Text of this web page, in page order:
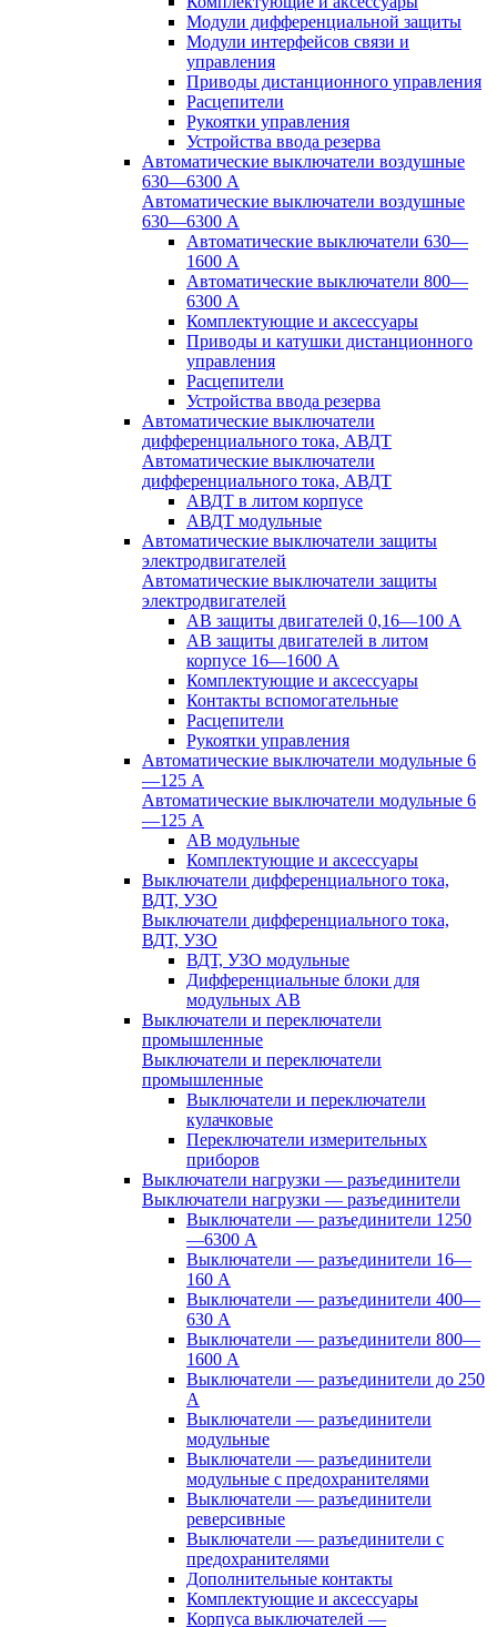
Модули дифференциальной защиты
Модули интерфейсов связи и
управления
Приводы дистанционного управления
Расцепители
Рукоятки управления
Устройства ввода резерва
Автоматические выключатели воздушные
630—6300 А
Автоматические выключатели воздушные
630—6300 А
Автоматические выключатели 630—
1600 А
Автоматические выключатели 800—
6300 А
Комплектующие и аксессуары
Приводы и катушки дистанционного
управления
Расцепители
Устройства ввода резерва
Автоматические выключатели
дифференциального тока, АВДТ
Автоматические выключатели
дифференциального тока, АВДТ
АВДТ в литом корпусе
АВДТ модульные
Автоматические выключатели защиты
электродвигателей
Автоматические выключатели защиты
электродвигателей
АВ защиты двигателей 0,16—100 А
АВ защиты двигателей в литом
корпусе 16—1600 А
Комплектующие и аксессуары
Контакты вспомогательные
Расцепители
Рукоятки управления
Автоматические выключатели модульные 6
—125 А
Автоматические выключатели модульные 6
—125 А
АВ модульные
Комплектующие и аксессуары
Выключатели дифференциального тока,
ВДТ, УЗО
Выключатели дифференциального тока,
ВДТ, УЗО
ВДТ, УЗО модульные
Дифференциальные блоки для
модульных АВ
Выключатели и переключатели
промышленные
Выключатели и переключатели
промышленные
Выключатели и переключатели
кулачковые
Переключатели измерительных
приборов
Выключатели нагрузки — разъединители
Выключатели нагрузки — разъединители
Выключатели — разъединители 1250
—6300 А
Выключатели — разъединители 16—
160 А
Выключатели — разъединители 400—
630 А
Выключатели — разъединители 800—
1600 А
Выключатели — разъединители до 250
А
Выключатели — разъединители
модульные
Выключатели — разъединители
модульные с предохранителями
Выключатели — разъединители
реверсивные
Выключатели — разъединители с
предохранителями
Дополнительные контакты
Комплектующие и аксессуары
Корпуса выключателей —